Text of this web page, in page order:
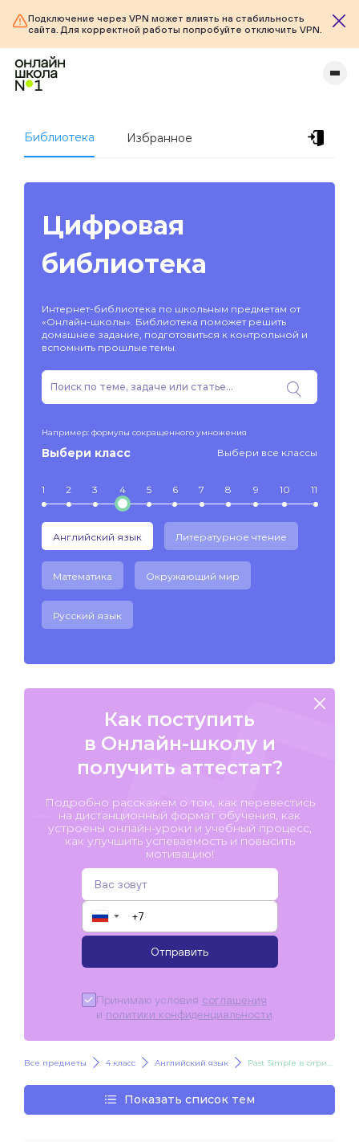
Подключение через VPN может влиять на стабильность
сайта. Для корректной работы попробуйте отключить VPN.
Библиотека Избранное
Цифровая
библиотека
Интернет-библиотека по школьным предметам от
«Онлайн-школы». Библиотека поможет решить
домашнее задание, подготовиться к контрольной и
вспомнить прошлые темы.
Например: формулы сокращенного умножения
Выбери класс Выбери все классы
1 2 3 4 5 6 7 8 9 10 11
Английский язык Литературное чтение
Математика Окружающий мир
Русский язык
Как поступить
в Онлайн-школу и
получить аттестат?
Подробно расскажем о том, как перевестись
на дистанционный формат обучения, как
устроены онлайн-уроки и учебный процесс,
как улучшить успеваемость и повысить
мотивацию!
▼
Отправить
Принимаю условия соглашения
и политики конфиденциальности
Все предметы 4 класс Английский язык Past Simple в отрицательных предложениях
Показать список тем